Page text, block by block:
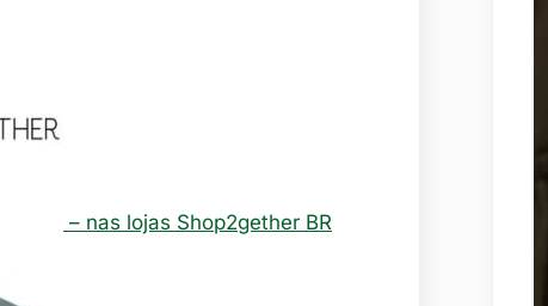
– nas lojas Shop2gether BR